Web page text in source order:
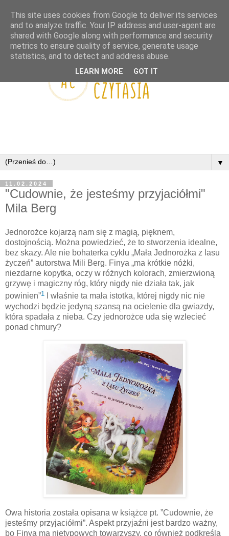
▼
11.02.2024
"Cudownie, że jesteśmy przyjaciółmi"
Mila Berg
Jednorożce kojarzą nam się z magią, pięknem,
dostojnością. Można powiedzieć, że to stworzenia idealne,
bez skazy. Ale nie bohaterka cyklu „Mała Jednorożka z lasu
życzeń” autorstwa Mili Berg. Finya „ma krótkie nóżki,
niezdarne kopytka, oczy w różnych kolorach, zmierzwioną
grzywę i magiczny róg, który nigdy nie działa tak, jak
powinien”1
I właśnie ta mała istotka, której nigdy nic nie
wychodzi będzie jedyną szansą na ocielenie dla gwiazdy,
która spadała z nieba. Czy jednorożce uda się wzlecieć
ponad chmury?
Owa historia została opisana w książce pt. ”Cudownie, że
jesteśmy przyjaciółmi”. Aspekt przyjaźni jest bardzo ważny,
bo Finya ma nietypowych towarzyszy, co również podkreśla
This site uses cookies from Google to deliver its services
and to analyze traffic. Your IP address and user-agent are
shared with Google along with performance and security
metrics to ensure quality of service, generate usage
statistics, and to detect and address abuse.
LEARN MORE GOT IT